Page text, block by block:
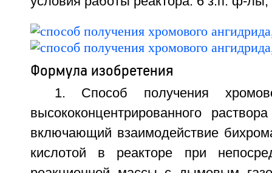
Формула изобретения
1. Способ получения
высококонцентрированного
включающий взаимодействие
кислотой в реакторе при